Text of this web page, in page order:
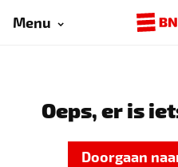
Menu
Oeps, er is
Doorgaan